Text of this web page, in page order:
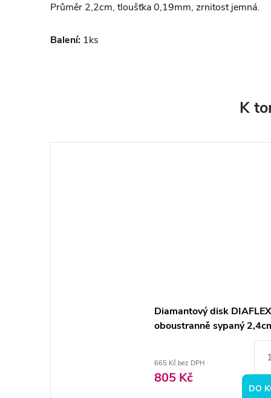
Průměr 2,2cm, tloušťka 0,19mm, zrnitost jemná.
Balení: 1ks
K
Diamantový disk
oboustranně sypaný
665 Kč bez DPH
805 Kč
DO